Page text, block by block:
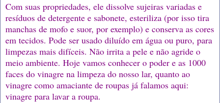
Com suas propriedades, ele dissolve sujeiras variadas e
resíduos de detergente e sabonete, esteriliza (por isso tira
manchas de mofo e suor, por exemplo) e conserva as cores
em tecidos. Pode ser usado diluído em água ou puro, para
limpezas mais difíceis. Não irrita a pele e não agride o
meio ambiente. Hoje vamos conhecer o poder e as 1000
faces do vinagre na limpeza do nosso lar, quanto ao
vinagre como amaciante de roupas já falamos aqui:
vinagre para lavar a roupa.